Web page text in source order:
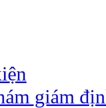
giám